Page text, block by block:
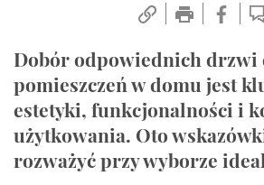
Dobór odpowiednich drzwi
pomieszczeń w domu jest
estetyki, funkcjonalności i
użytkowania. Oto
rozważyć przy wyborze